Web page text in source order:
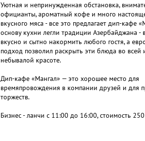
Уютная и непринужденная обстановка,
официанты, ароматный кофе и много
вкусного мяса - все это предлагает дип-кафе
основу кухни легли традиции Азербайджана -
вкусно и сытно накормить любого гостя, а
подход позволил раскрыть эти блюда во всей
небывалой красоте.
Дип-кафе «Мангал» — это хорошее место для
времяпровождения в компании друзей и для
торжеств.
Бизнес - ланчи с 11:00 до 16:00, стоимость